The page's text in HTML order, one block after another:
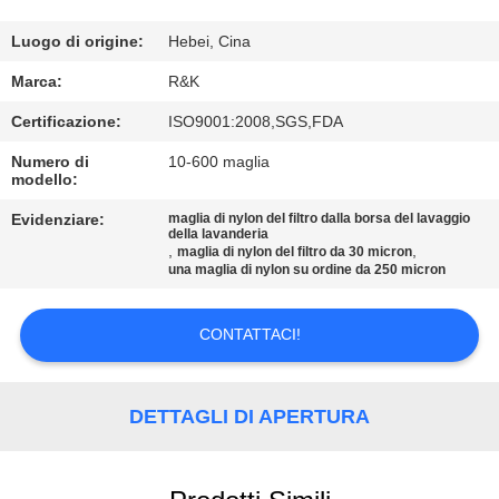
DI
QUALITÀ
CONTATTICI
NOTIZIE
CITAZIONE
Luogo di origine: Hebei, Cina
Marca: R&K
Certificazione: ISO9001:2008,SGS,FDA
Numero di
modello:
10-600 maglia
Evidenziare:
maglia di nylon del filtro dalla borsa del lavaggio
della lavanderia
,maglia di nylon del filtro da 30 micron,
una maglia di nylon su ordine da 250 micron
CONTATTACI!
DETTAGLI DI APERTURA